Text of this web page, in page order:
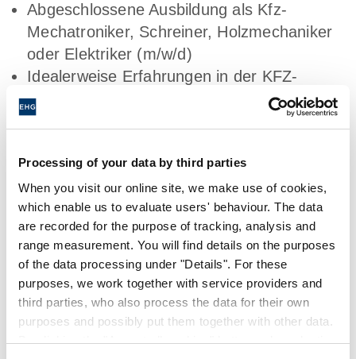
Processing of your data by third parties
When you visit our online site, we make use of cookies,
which enable us to evaluate users' behaviour. The data
are recorded for the purpose of tracking, analysis and
range measurement. You will find details on the purposes
of the data processing under "Details". For these
purposes, we work together with service providers and
third parties, who also process the data for their own
purposes and possibly put them together with other data.
By clicking the "Accept all cookies" button or by selecting
Abgeschlossene Ausbildung als Kfz-
Mechatroniker, Schreiner, Holzmechaniker
oder Elektriker (m/w/d)
Idealerweise Erfahrungen in der KFZ-
Branche oder sogar in der Caravan- und
Reisemobilbranche
Hohes Maß an Flexibilität und Teamgeist
Auch Quereinsteiger sind bei uns
willkommen
Das bieten wir:
Abwechslungsreiche Tätigkeiten:Profitiere
von einer langfristigen Perspektive in einem